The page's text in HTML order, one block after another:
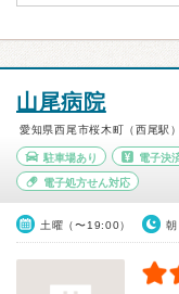
山尾病院
愛知県西尾市桜木町（西尾駅）
駐車場あり 電子決
電子処方せん対応
土曜（〜19:00） 朝